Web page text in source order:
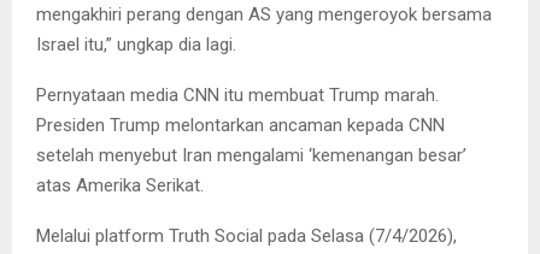
mengakhiri perang dengan AS yang mengeroyok bersama
Israel itu,” ungkap dia lagi.
Pernyataan media CNN itu membuat Trump marah.
Presiden Trump melontarkan ancaman kepada CNN
setelah menyebut Iran mengalami ‘kemenangan besar’
atas Amerika Serikat.
Melalui platform Truth Social pada Selasa (7/4/2026),